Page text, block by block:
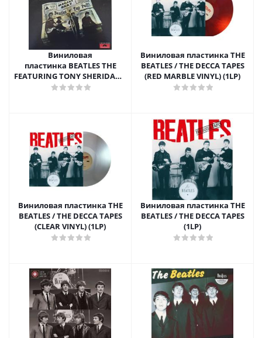
Виниловая
пластинка BEATLES THE
FEATURING TONY SHERIDAN /
IN THE BEGINNING (1LP)
Виниловая пластинка THE
BEATLES / THE DECCA TAPES
(RED MARBLE VINYL) (1LP)
Виниловая пластинка THE
BEATLES / THE DECCA TAPES
(CLEAR VINYL) (1LP)
Виниловая пластинка THE
BEATLES / THE DECCA TAPES
(1LP)